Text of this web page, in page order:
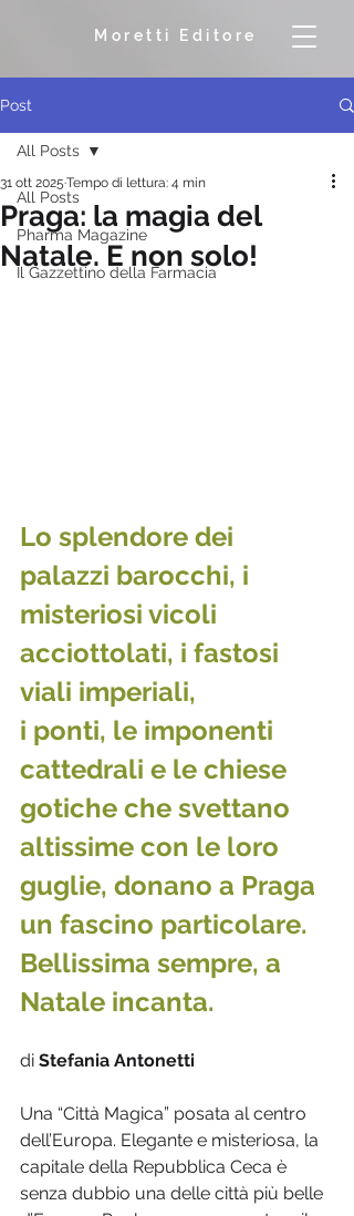
Moretti Editore
Post
All Posts
Pharma Magazine
Il Gazzettino della Farmacia
All Posts
Praga: la magia del
Natale. E non solo!
31 ott 2025 Tempo di lettura: 4 min
Lo splendore dei
palazzi barocchi, i
misteriosi vicoli
acciottolati, i fastosi
viali imperiali,
i ponti, le imponenti
cattedrali e le chiese
gotiche che svettano
altissime con le loro
guglie, donano a Praga
un fascino particolare.
Bellissima sempre, a
Natale incanta.
di Stefania Antonetti
Una “Città Magica” posata al centro
dell’Europa. Elegante e misteriosa, la
capitale della Repubblica Ceca è
senza dubbio una delle città più belle